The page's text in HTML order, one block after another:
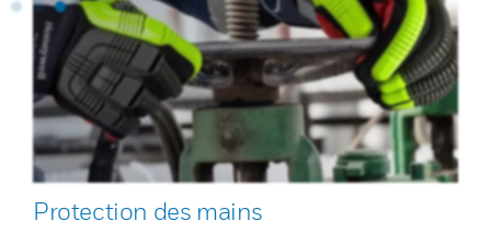
Protection des mains